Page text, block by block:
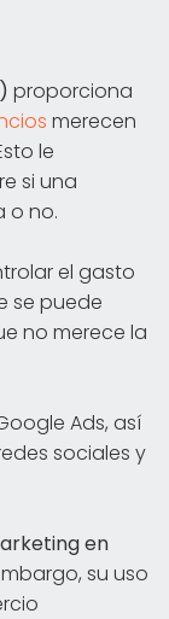
proporciona
merecen
le
si una
o no.
el gasto
se puede
no merece la
Ads, así
sociales y
en
su uso